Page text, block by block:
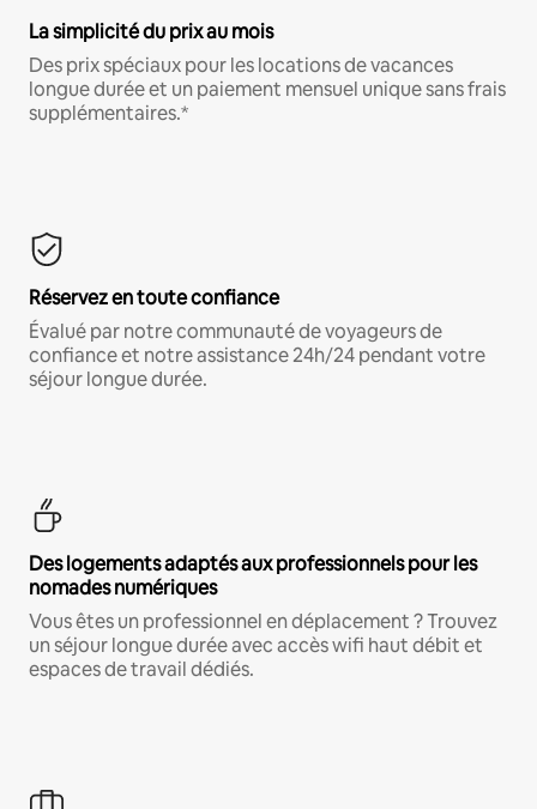
La simplicité du prix au mois
Des prix spéciaux pour les locations de vacances
longue durée et un paiement mensuel unique sans frais
supplémentaires.*
Réservez en toute confiance
Évalué par notre communauté de voyageurs de
confiance et notre assistance 24h/24 pendant votre
séjour longue durée.
Des logements adaptés aux professionnels pour les
nomades numériques
Vous êtes un professionnel en déplacement ? Trouvez
un séjour longue durée avec accès wifi haut débit et
espaces de travail dédiés.